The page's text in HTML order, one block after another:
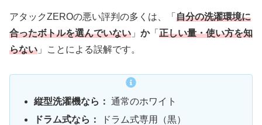
アタックZEROの悪い評判の多くは、「 自分の洗濯環境に
合ったボトルを選んでいない 」 か「 正しい量・使い方を知
らない 」ことによる誤解です。
縦型洗濯機なら： 通常のホワイト
ドラム式なら：
ドラム式専用（黒）